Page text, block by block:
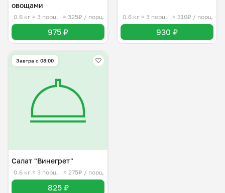
овощами
0.6 кг ≈ 3 порц. ≈ 325₽ / порц.
975 ₽
0.6 кг ≈ 3 порц. ≈ 310₽ / порц.
930 ₽
Завтра c 08:00
Салат "Винегрет"
0.6 кг ≈ 3 порц. ≈ 275₽ / порц.
825 ₽